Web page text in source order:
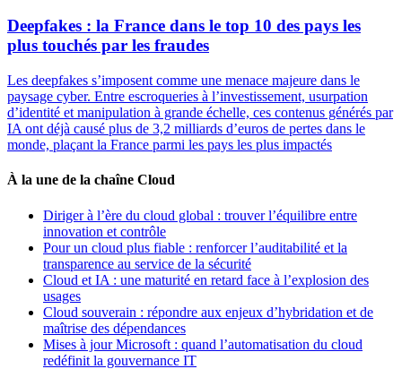
Deepfakes : la France dans le top 10 des pays les
plus touchés par les fraudes
Les deepfakes s’imposent comme une menace majeure dans le
paysage cyber. Entre escroqueries à l’investissement, usurpation
d’identité et manipulation à grande échelle, ces contenus générés par
IA ont déjà causé plus de 3,2 milliards d’euros de pertes dans le
monde, plaçant la France parmi les pays les plus impactés
À la une de la chaîne Cloud
Diriger à l’ère du cloud global : trouver l’équilibre entre
innovation et contrôle
Pour un cloud plus fiable : renforcer l’auditabilité et la
transparence au service de la sécurité
Cloud et IA : une maturité en retard face à l’explosion des
usages
Cloud souverain : répondre aux enjeux d’hybridation et de
maîtrise des dépendances
Mises à jour Microsoft : quand l’automatisation du cloud
redéfinit la gouvernance IT